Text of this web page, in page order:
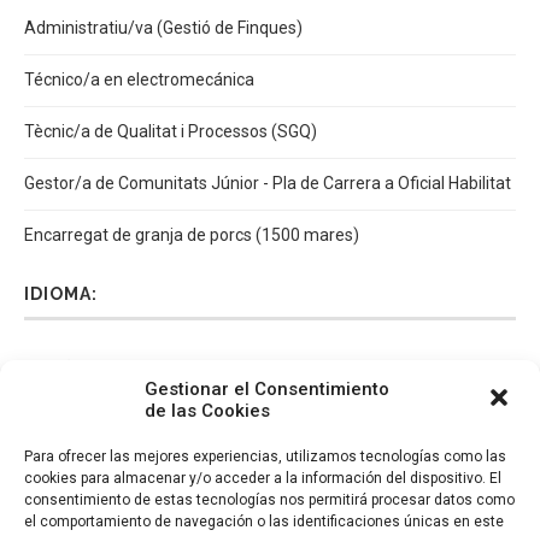
Gestionar el Consentimiento
de las Cookies
Para ofrecer las mejores experiencias, utilizamos tecnologías como las
cookies para almacenar y/o acceder a la información del dispositivo. El
consentimiento de estas tecnologías nos permitirá procesar datos como
el comportamiento de navegación o las identificaciones únicas en este
Administratiu/va (Gestió de Finques)
Técnico/a en electromecánica
Tècnic/a de Qualitat i Processos (SGQ)
Gestor/a de Comunitats Júnior - Pla de Carrera a Oficial Habilitat
Encarregat de granja de porcs (1500 mares)
IDIOMA: